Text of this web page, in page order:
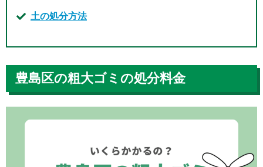
土の処分方法
豊島区の粗大ゴミの処分料金